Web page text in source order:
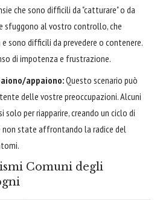
che sono difficili da "catturare" o da
sfuggono al vostro controllo, che
sono difficili da prevedere o contenere.
di impotenza e frustrazione.
appaiono:Questo scenario può
delle vostre preoccupazioni. Alcuni
solo per riapparire, creando un ciclo di
non state affrontando la radice del
Comuni degli